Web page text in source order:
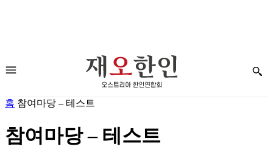
홈 참여마당 – 테스트
참여마당 – 테스트